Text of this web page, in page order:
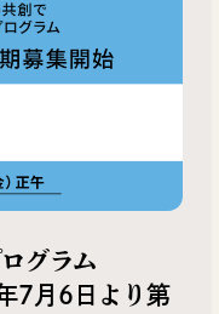
グラム
7月6日より第